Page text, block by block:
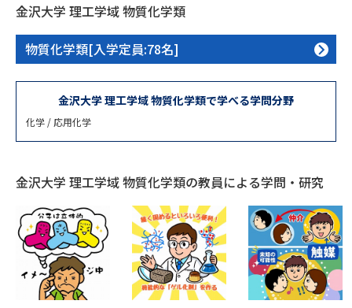
幼稚園教員資格認定試験
高等学校（情報）教員資格認定
試験
大学で学べる内容や特徴を調べる
新増設大学・学部・学科特集
国際・グローバルに強い大学特
集
データサイエンス特集 奨学金・特待生制度特集
金沢大学 理工学域 物質化学類
物質化学類[入学定員:78名]
金沢大学 理工学域 物質化学類で学べる学問分野
化学 / 応用化学
金沢大学 理工学域 物質化学類の教員による学問・研究